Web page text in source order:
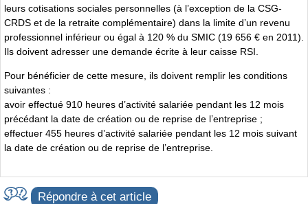
leurs cotisations sociales personnelles (à l’exception de la CSG-
CRDS et de la retraite complémentaire) dans la limite d’un revenu
professionnel inférieur ou égal à 120 % du SMIC (19 656 € en 2011).
Ils doivent adresser une demande écrite à leur caisse RSI.
Pour bénéficier de cette mesure, ils doivent remplir les conditions
suivantes :
avoir effectué 910 heures d’activité salariée pendant les 12 mois
précédant la date de création ou de reprise de l’entreprise ;
effectuer 455 heures d’activité salariée pendant les 12 mois suivant
la date de création ou de reprise de l’entreprise.
Répondre à cet article